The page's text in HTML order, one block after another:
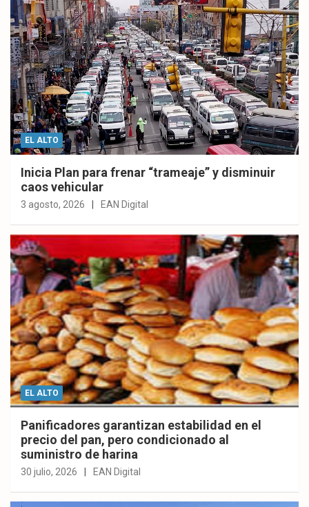
EL ALTO
Inicia Plan para frenar “trameaje” y disminuir
caos vehicular
3 agosto, 2026 EAN Digital
EL ALTO
Panificadores garantizan estabilidad en el
precio del pan, pero condicionado al
suministro de harina
30 julio, 2026 EAN Digital